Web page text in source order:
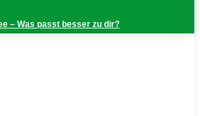
– Was passt besser zu dir?